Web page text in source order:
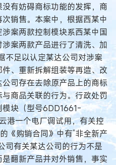
有妨碍商标功能的发挥，商
销售。本案中，根据西某中
案两款控制模块系西某中国
案两款产品进行了清洗、加
不足以认定某达公司对涉案
、重新拆解组装等再造、改
司存在去除原产品上的商标
商品关联的行为。行政处罚
块（型号6DD1661-
港一个电厂调试用，有关控
《购销合同》中有“非全新产
司有关某达公司的行为不是
翻新产品并对外销售，事实